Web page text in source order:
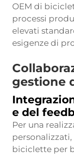
OEM di
processi
elevati
esigenze di
gestione
e del
Per una
biciclette per